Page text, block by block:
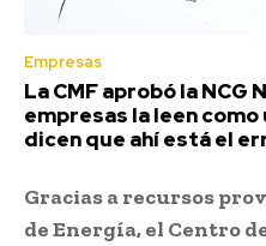
Empresas
La CMF aprobó la NCG
empresas la leen
dicen que ahí está el
Gracias a recursos
de Energía, el Centro